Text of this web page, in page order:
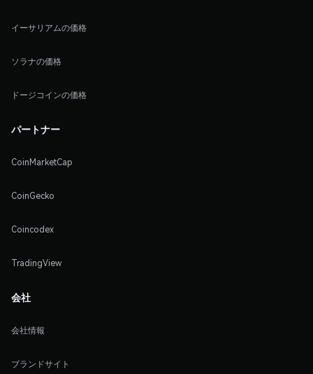
イーサリアムの価格
ソラナの価格
ドージコインの価格
パートナー
CoinMarketCap
CoinGecko
Coincodex
TradingView
会社
会社情報
ブランドサイト